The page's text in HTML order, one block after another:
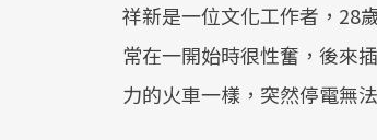
祥新是一位文化工作者，28
常在一開始時很性奮，後來
力的火車一樣，突然停電無